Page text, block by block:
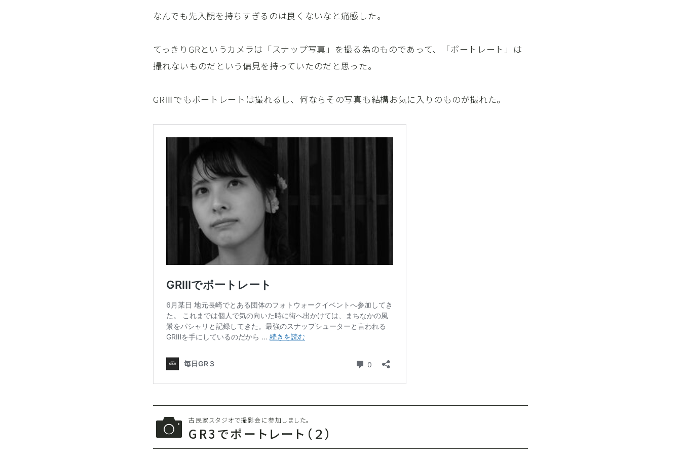
なんでも先入観を持ちすぎるのは良くないなと痛感した。
てっきりGRというカメラは「スナップ写真」を撮る為のものであって、「ポートレート」は
撮れないものだという偏見を持っていたのだと思った。
GRⅢでもポートレートは撮れるし、何ならその写真も結構お気に入りのものが撮れた。
古民家スタジオで撮影会に参加しました。
GR3でポートレート（２）